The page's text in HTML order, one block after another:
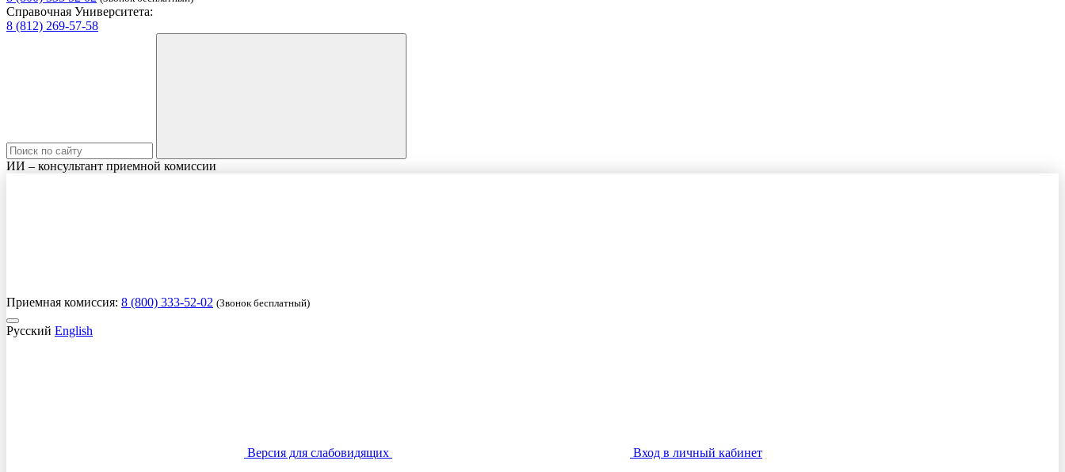
Справочная Университета:
8 (812) 269-57-58
ИИ – консультант приемной комиссии
Приемная комиссия: 8 (800) 333-52-02 (Звонок бесплатный)
Русский English
Версия для слабовидящих
Вход в личный кабинет